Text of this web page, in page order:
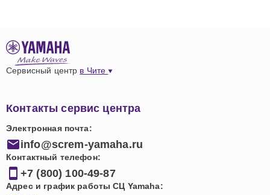
Сервисный центр в Чите
Контакты сервис центра
Электронная почта:
info@screm-yamaha.ru
Контактный телефон:
+7 (800) 100-49-87
Адрес и график работы СЦ Yamaha: